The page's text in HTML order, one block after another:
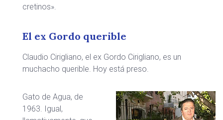
cretinos».
El ex Gordo querible
Claudio Cirigliano, el ex Gordo Cirigliano, es un
muchacho querible. Hoy está preso.
Gato de Agua, de
1963. Igual,